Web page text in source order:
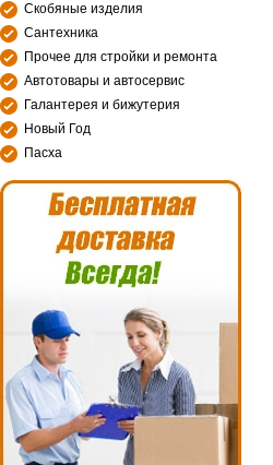
Скобяные изделия
Сантехника
Прочее для стройки и ремонта
Автотовары и автосервис
Галантерея и бижутерия
Новый Год
Пасха